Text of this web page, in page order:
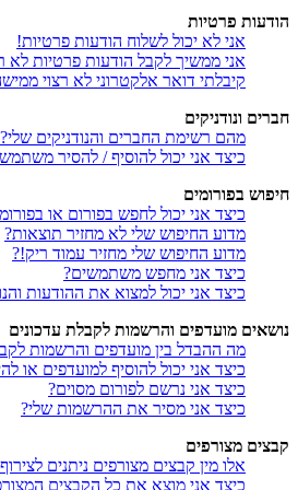
הודעות פרטיות
אני לא יכול לשלוח הודעות פרטיות!
אני ממשיך לקבל הודעות פרטיות לא
קיבלתי דואר אלקטרוני לא רצוי
חברים ונודניקים
מהם רשימת החברים והנודניקים שלי?
כיצד אני יכול להוסיף / להסיר
חיפוש בפורומים
כיצד אני יכול לחפש בפורום או
מדוע החיפוש שלי לא מחזיר תוצאות?
מדוע החיפוש שלי מחזיר עמוד ריק!?
כיצד אני מחפש משתמשים?
כיצד אני יכול למצוא את ההודעות
נושאים מועדפים והרשמות לקבלת עדכונים
מה ההבדל בין מועדפים והרשמות
כיצד אני יכול להוסיף למועדפים או
כיצד אני נרשם לפורום מסוים?
כיצד אני מסיר את ההרשמות שלי?
קבצים מצורפים
אלו מין קבצים מצורפים ניתנים
כיצד אני מוצא את כל הקבצים